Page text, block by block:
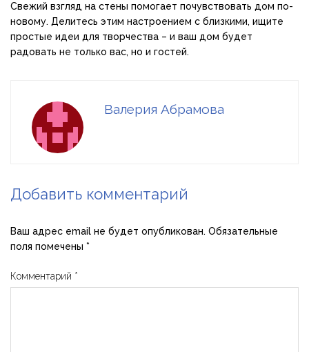
Свежий взгляд на стены помогает почувствовать дом по-
новому. Делитесь этим настроением с близкими, ищите
простые идеи для творчества – и ваш дом будет
радовать не только вас, но и гостей.
Валерия Абрамова
Добавить комментарий
Ваш адрес email не будет опубликован. Обязательные
поля помечены *
Комментарий *